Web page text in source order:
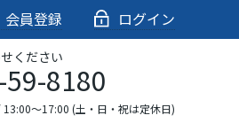
会員登録 ログイン
ください
8180
～17:00 (土・日・祝は定休日)